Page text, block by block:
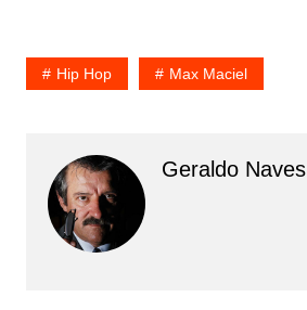
Hip Hop Max Maciel
Geraldo Naves